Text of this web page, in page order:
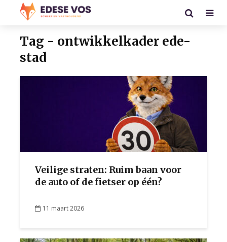
Tag - ontwikkelkader ede-
stad
Veilige straten: Ruim baan voor
de auto of de fietser op één?
11 maart 2026